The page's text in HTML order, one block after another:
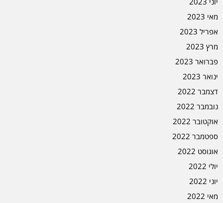
מאי 2023
אפריל 2023
מרץ 2023
פברואר 2023
ינואר 2023
דצמבר 2022
נובמבר 2022
אוקטובר 2022
ספטמבר 2022
אוגוסט 2022
יולי 2022
יוני 2022
מאי 2022